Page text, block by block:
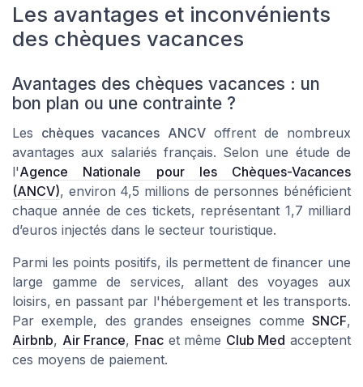
Les avantages et inconvénients
des chèques vacances
Avantages des chèques vacances : un
bon plan ou une contrainte ?
Les chèques vacances ANCVoffrent de nombreux
avantages aux salariés français. Selon une étude de
l'Agence Nationale pour les Chèques-Vacances
(ANCV), environ 4,5 millions de personnes bénéficient
chaque année de ces tickets, représentant 1,7 milliard
d’euros injectés dans le secteur touristique.
Parmi les points positifs, ils permettent de financer une
large gamme de services, allant des voyages aux
loisirs, en passant par l'hébergement et les transports.
Par exemple, des grandes enseignes comme SNCF,
Airbnb, Air France, Fnacet même Club Med acceptent
ces moyens de paiement.